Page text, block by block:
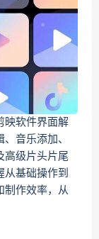
映软件界面解
音乐添加、
高级片头片尾
基础操作到
制作效率，从